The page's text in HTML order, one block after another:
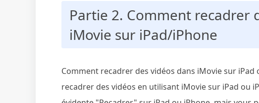
Partie 2. Comment recadrer
iMovie sur iPad/iPhone
Comment recadrer des vidéos dans iMovie sur iPad
recadrer des vidéos en utilisant iMovie sur iPad ou